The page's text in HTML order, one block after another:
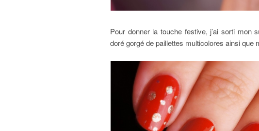
Pour donner la touche festive, j’ai sorti mon
doré gorgé de paillettes multicolores ainsi que